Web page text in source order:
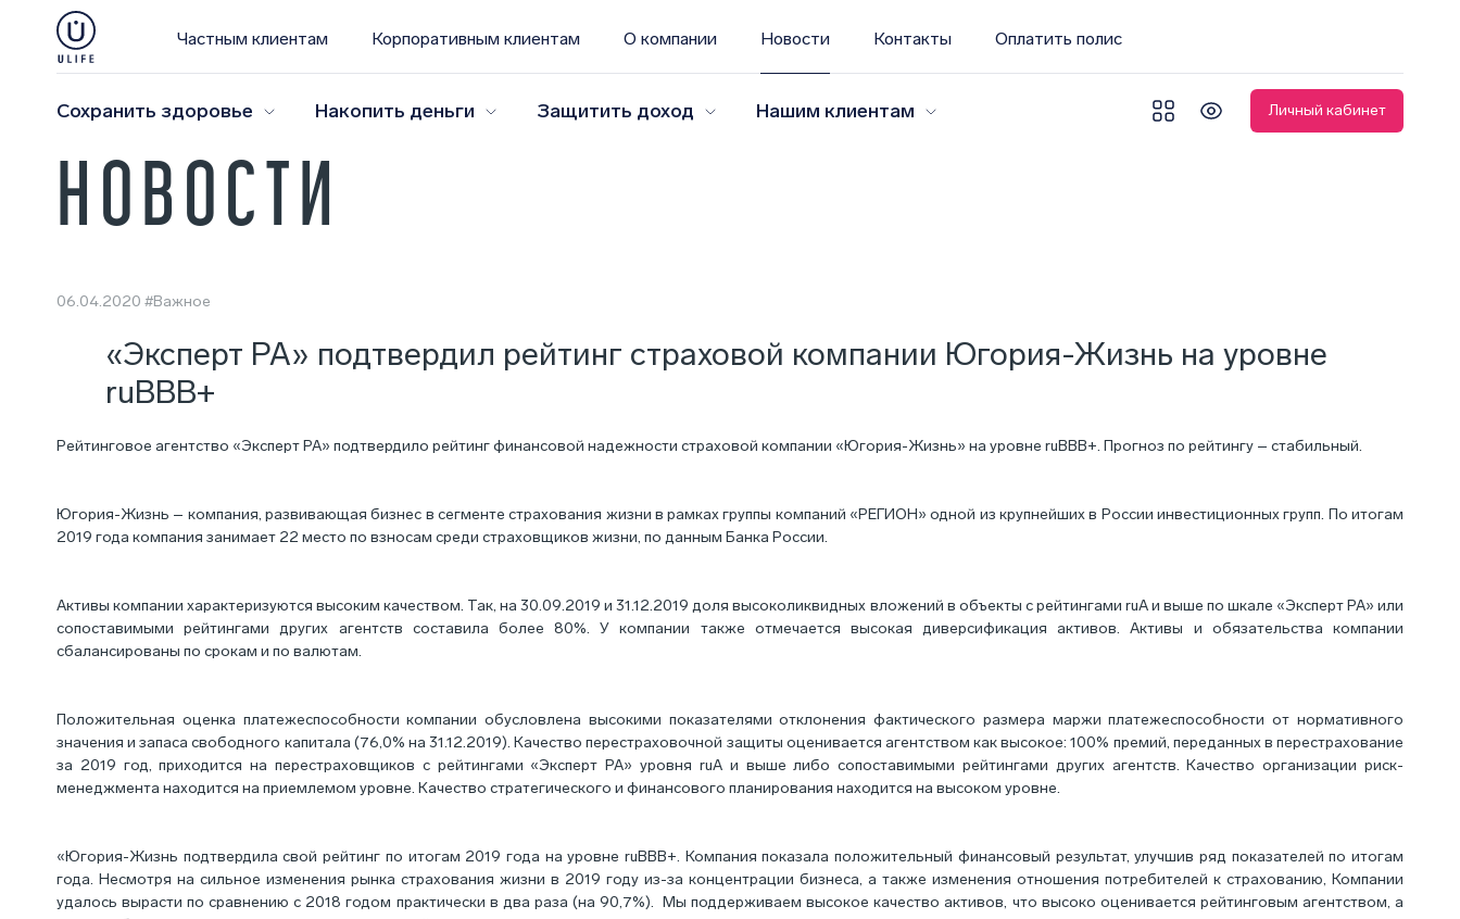
Частным клиентам Корпоративным клиентам О компании Новости Контакты Оплатить полис
Сохранить здоровье Накопить деньги Защитить доход Нашим клиентам Личный кабинет
НОВОСТИ
06.04.2020 #Важное
«Эксперт РА» подтвердил рейтинг страховой компании Югория-Жизнь на уровне
ruBBB+
Рейтинговое агентство «Эксперт РА» подтвердило рейтинг финансовой надежности страховой компании «Югория-Жизнь» на уровне ruBBB+. Прогноз по рейтингу – стабильный.
Югория-Жизнь – компания, развивающая бизнес в сегменте страхования жизни в рамках группы компаний «РЕГИОН» одной из крупнейших в России инвестиционных групп. По итогам
2019 года компания занимает 22 место по взносам среди страховщиков жизни, по данным Банка России.
Активы компании характеризуются высоким качеством. Так, на 30.09.2019 и 31.12.2019 доля высоколиквидных вложений в объекты с рейтингами ruА и выше по шкале «Эксперт РА» или
сопоставимыми рейтингами других агентств составила более 80%. У компании также отмечается высокая диверсификация активов. Активы и обязательства компании
сбалансированы по срокам и по валютам.
Положительная оценка платежеспособности компании обусловлена высокими показателями отклонения фактического размера маржи платежеспособности от нормативного
значения и запаса свободного капитала (76,0% на 31.12.2019). Качество перестраховочной защиты оценивается агентством как высокое: 100% премий, переданных в перестрахование
за 2019 год, приходится на перестраховщиков с рейтингами «Эксперт РА» уровня ruA и выше либо сопоставимыми рейтингами других агентств. Качество организации риск-
менеджмента находится на приемлемом уровне. Качество стратегического и финансового планирования находится на высоком уровне.
«Югория-Жизнь подтвердила свой рейтинг по итогам 2019 года на уровне ruBBB+. Компания показала положительный финансовый результат, улучшив ряд показателей по итогам
года. Несмотря на сильное изменения рынка страхования жизни в 2019 году из-за концентрации бизнеса, а также изменения отношения потребителей к страхованию, Компании
удалось вырасти по сравнению с 2018 годом практически в два раза (на 90,7%). Мы поддерживаем высокое качество активов, что высоко оценивается рейтинговым агентством, а